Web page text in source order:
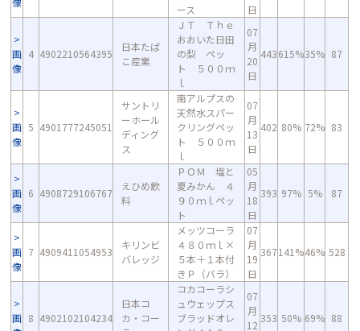
ース
日
画
像
4 4902210564395
日本たば
こ産業
ＪＴ Ｔｈｅ
おおいた日田
の梨 ペッ
ト ５００ｍ
ｌ
07
月
20
日
443615%35% 87
画
像
5 4901777245051
サントリ
ーホール
ディング
ス
南アルプスの
天然水スパー
クリングペッ
ト ５００ｍ
ｌ
07
月
13
日
402 80% 72% 83
画
像
6 4908729106767
えひめ飲
料
ＰＯＭ 塩と
夏みかん ４
９０ｍｌペッ
ト
05
月
18
日
393 97% 5% 87
画
像
7 4909411054953
キリンビ
バレッジ
メッツコーラ
４８０ｍｌ×
５本＋１本付
きＰ（バラ）
07
月
19
日
367141%46% 528
画 8 4902102104234
日本コ
カ・コー
コカコーラシ
ュウェップス
ブラッドオレ
07
月
12
353 50% 69% 88